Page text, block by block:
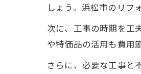
しょう。浜松市のリフ
次に、工事の時期を工
や特価品の活用も費用
さらに、必要な工事と